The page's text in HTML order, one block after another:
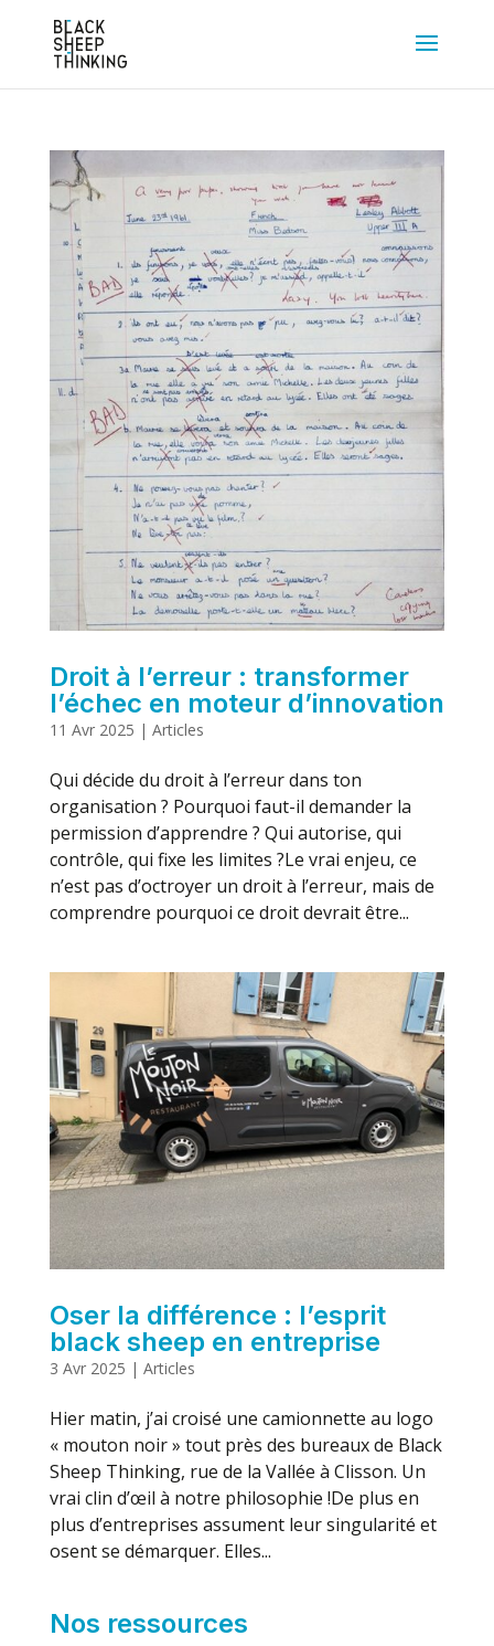
Droit à l’erreur : transformer
l’échec en moteur d’innovation
11 Avr 2025 | Articles
Qui décide du droit à l’erreur dans ton
organisation ? Pourquoi faut-il demander la
permission d’apprendre ? Qui autorise, qui
contrôle, qui fixe les limites ?Le vrai enjeu, ce
n’est pas d’octroyer un droit à l’erreur, mais de
comprendre pourquoi ce droit devrait être...
Oser la différence : l’esprit
black sheep en entreprise
3 Avr 2025 | Articles
Hier matin, j’ai croisé une camionnette au logo
« mouton noir » tout près des bureaux de Black
Sheep Thinking, rue de la Vallée à Clisson. Un
vrai clin d’œil à notre philosophie !De plus en
plus d’entreprises assument leur singularité et
osent se démarquer. Elles...
Nos ressources